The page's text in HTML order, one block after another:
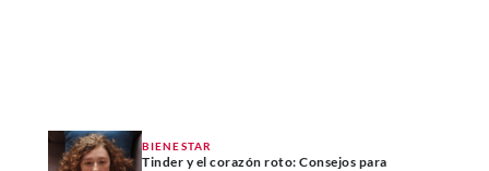
BIENESTAR
Tinder y el corazón roto: Consejos para